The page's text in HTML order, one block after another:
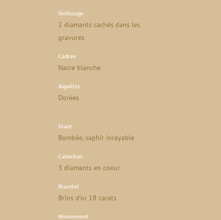
Sertissage
2 diamants cachés dans les
gravures
Cadran
Nacre blanche
Aiguilles
Dorées
Glace
Bombée, saphir inrayable
Cabochon
3 diamants en coeur
Bracelet
Brins d’or 18 carats
Mouvement